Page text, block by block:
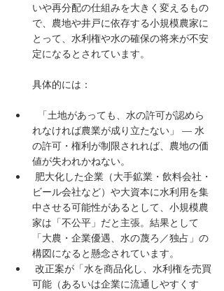
いや再分配の仕組みを大きく変えるもの
で、農地や井戸に依存する小規模農家に
とって、水利権や水の確保の将来が不安
定になるとされています。
具体的には：
れなければ農業が成り立たない」 — 水
の許可・権利が制限されれば、農地の価
値が失われかねない。
ビール会社など）や大資本に水利用を集
中させる可能性があるとして、小規模農
家は「不公平」だと主張。結果として
「大農・企業優遇、水の蔑ろ／独占」の
構図になると懸念されています。
可能（あるいは企業に流通しやすくす